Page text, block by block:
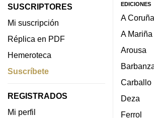
SUSCRIPTORES
Mi suscripción
Réplica en PDF
Hemeroteca
Suscríbete
REGISTRADOS
Mi perfil
EDICIONES
A Coruña
A Mariña
Arousa
Carballo
Deza
Ferrol